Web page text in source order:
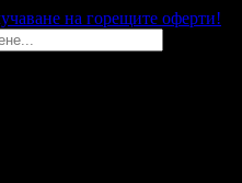
на горещите оферти!